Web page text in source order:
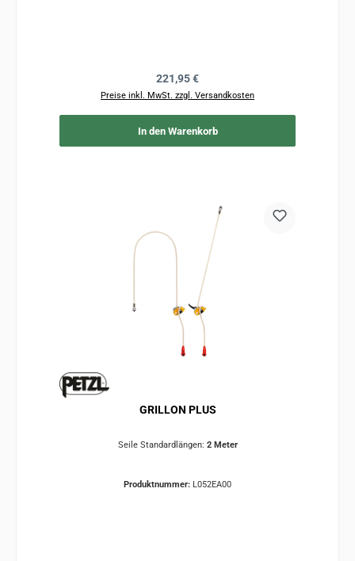
Regulärer Preis:
221,95 €
Preise inkl. MwSt. zzgl. Versandkosten
In den Warenkorb
GRILLON PLUS
Seile Standardlängen: 2 Meter
Produktnummer: L052EA00